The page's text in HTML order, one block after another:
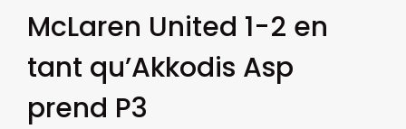
McLaren United 1-2 en
tant qu’Akkodis Asp
prend P3